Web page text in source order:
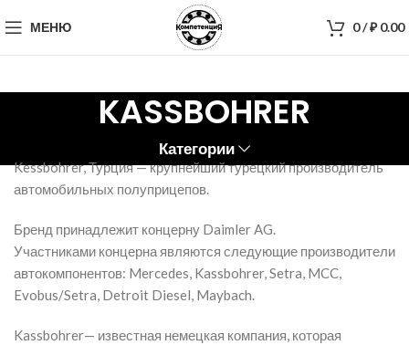
МЕНЮ 0/₽0.00
KASSBOHRER
Категории
Kessbohrer, Турция — крупнейший турецкий производитель
автомобильных полуприцепов.
Бренд принадлежит концерну Daimler AG.
Участниками концерна являются следующие производители
автокомпонентов: Mercedes, Kassbohrer, Setra, MCC,
Evobus/Setra, Detroit Diesel, Maybach.
Kassbohrer— известная немецкая компания, которая